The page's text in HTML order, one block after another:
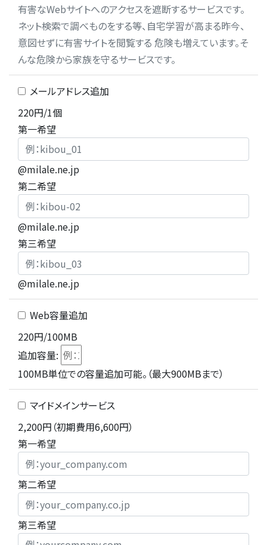
有害なWebサイトへのアクセスを遮断するサービスです。
ネット検索で調べものをする等、自宅学習が高まる昨今、
意図せずに有害サイトを閲覧する 危険も増えています。そ
んな危険から家族を守るサービスです。
メールアドレス追加
220円/1個
第一希望
@milale.ne.jp
第二希望
@milale.ne.jp
第三希望
@milale.ne.jp
Web容量追加
220円/100MB
追加容量:
100MB単位での容量追加可能。（最大900MBまで）
マイドメインサービス
2,200円（初期費用6,600円）
第一希望
第二希望
第三希望